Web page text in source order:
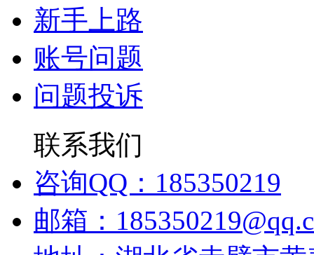
新手上路
账号问题
问题投诉
联系我们
咨询QQ：185350219
邮箱：